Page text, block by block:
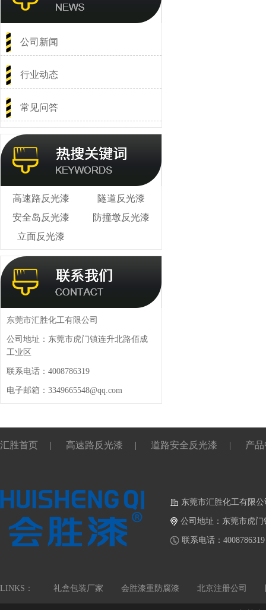
公司新闻
行业动态
常见问答
高速路反光漆
隧道反光漆
安全岛反光漆
防撞墩反光漆
立面反光漆
东莞市汇胜化工有限公司
公司地址：东莞市虎门镇连升北路佰成
工业区
联系电话：4008786319
电子邮箱：3349665548@qq.com
汇胜首页 | 高速路反光漆 | 道路安全反光漆 | 产
东莞市汇胜化工有限公
公司地址：东莞市虎
联系电话：4008786319
LINKS： 礼盒包装厂家 会胜漆重防腐漆 北京注册公司